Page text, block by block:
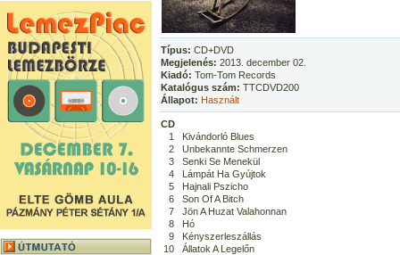
Típus: CD+DVD
Megjelenés: 2013. december 02.
Kiadó: Tom-Tom Records
Katalógus szám: TTCDVD200
Állapot: Használt
CD
1
Kivándorló Blues
2
Unbekannte Schmerzen
3
Senki Se Menekül
4
Lámpát Ha Gyújtok
5
Hajnali Pszicho
6
Son Of A Bitch
7
Jön A Huzat Valahonnan
8
Hó
9
Kényszerleszállás
10
Állatok A Legelőn